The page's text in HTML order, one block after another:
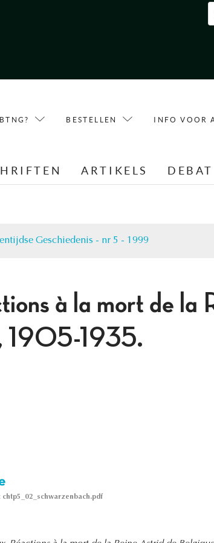
BESTELLEN INFO VOOR
ARTIKELS DEBAT
Geschiedenis - nr 5 - 1999
à la mort de la
1905-1935.
chtp5_02_schwarzenbach.pdf